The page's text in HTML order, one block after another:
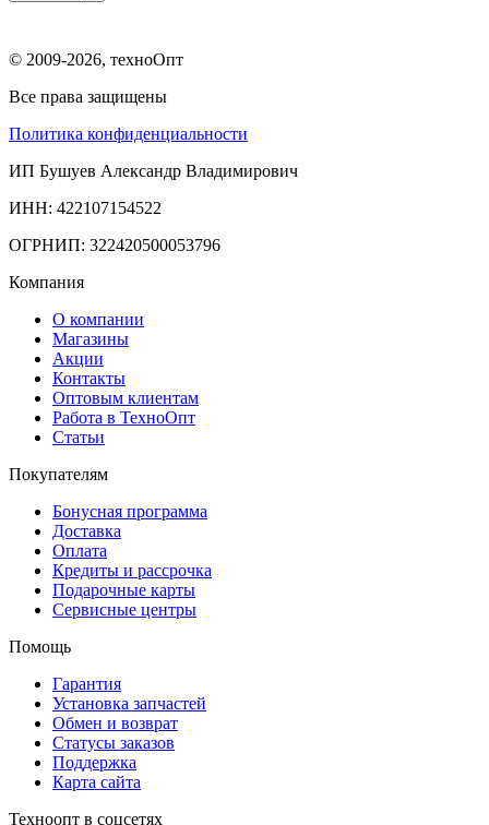
© 2009-2026, техноОпт
Все права защищены
Политика конфиденциальности
ИП Бушуев Александр Владимирович
ИНН: 422107154522
ОГРНИП: 322420500053796
Компания
О компании
Магазины
Акции
Контакты
Оптовым клиентам
Работа в ТехноОпт
Статьи
Покупателям
Бонусная программа
Доставка
Оплата
Кредиты и рассрочка
Подарочные карты
Сервисные центры
Помощь
Гарантия
Установка запчастей
Обмен и возврат
Статусы заказов
Поддержка
Карта сайта
Техноопт в соцсетях